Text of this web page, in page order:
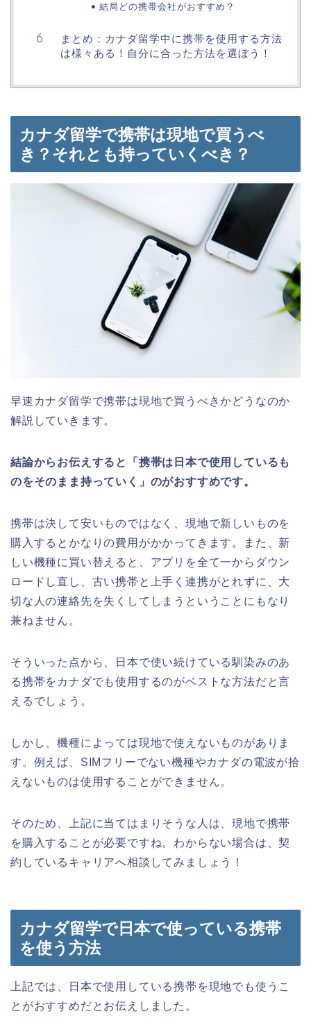
結局どの携帯会社がおすすめ？
まとめ：カナダ留学中に携帯を使用する方法
は様々ある！自分に合った方法を選ぼう！
カナダ留学で携帯は現地で買うべ
き？それとも持っていくべき？
早速カナダ留学で携帯は現地で買うべきかどうなのか
解説していきます。
結論からお伝えすると「携帯は日本で使用しているも
のをそのまま持っていく」のがおすすめです。
携帯は決して安いものではなく、現地で新しいものを
購入するとかなりの費用がかかってきます。また、新
しい機種に買い替えると、アプリを全て一からダウン
ロードし直し、古い携帯と上手く連携がとれずに、大
切な人の連絡先を失くしてしまうということにもなり
兼ねません。
そういった点から、日本で使い続けている馴染みのあ
る携帯をカナダでも使用するのがベストな方法だと言
えるでしょう。
しかし、機種によっては現地で使えないものがありま
す。例えば、SIMフリーでない機種やカナダの電波が拾
えないものは使用することができません。
そのため、上記に当てはまりそうな人は、現地で携帯
を購入することが必要ですね。わからない場合は、契
約しているキャリアへ相談してみましょう！
カナダ留学で日本で使っている携帯
を使う方法
上記では、日本で使用している携帯を現地でも使うこ
とがおすすめだとお伝えしました。